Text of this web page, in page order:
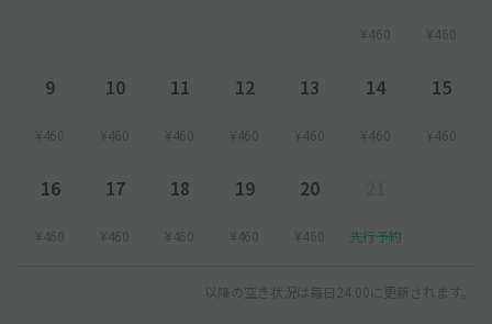
¥460 ¥460
9
¥460
10
¥460
11
¥460
12
¥460
13
¥460
14
¥460
15
¥460
16
¥460
17
¥460
18
¥460
19
¥460
20
¥460 先行予約
以降の空き状況は毎日24:00に更新されます。